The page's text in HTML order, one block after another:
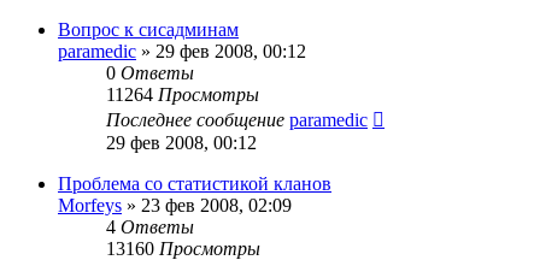
Вопрос к сисадминам
paramedic » 29 фев 2008, 00:12
0 Ответы
11264 Просмотры
Последнее сообщение paramedic
29 фев 2008, 00:12
Проблема со статистикой кланов
Morfeys » 23 фев 2008, 02:09
4 Ответы
13160 Просмотры